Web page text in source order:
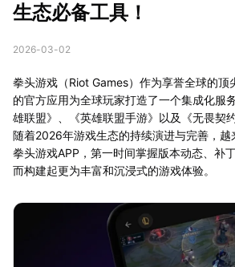
生态必备工具！
2026-03-02
拳头游戏（Riot Games）作为享誉全球的顶
的官方应用为全球玩家打造了一个集成化服
雄联盟》、《英雄联盟手游》以及《无畏契
随着2026年游戏生态的持续演进与完善，越
拳头游戏APP，第一时间掌握版本动态、补
而构建起更为丰富和沉浸式的游戏体验。